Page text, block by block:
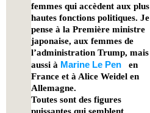
femmes qui accèdent aux plus
hautes fonctions politiques. Je
pense à la Première ministre
japonaise, aux femmes de
l’administration Trump, mais
aussi à Marine Le Penen
France et à Alice Weidel en
Allemagne.
​Toutes sont des figures
puissantes qui semblent